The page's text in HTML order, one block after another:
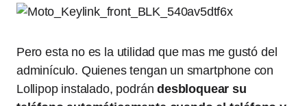
Pero esta no es la utilidad que mas me gustó del
adminículo. Quienes tengan un smartphone con
Lollipop instalado, podrándesbloquear su